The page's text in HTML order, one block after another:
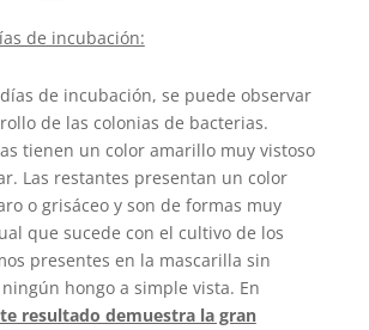
de incubación:
de incubación, se puede observar
de las colonias de bacterias.
tienen un color amarillo muy vistoso
Las restantes presentan un color
o grisáceo y son de formas muy
que sucede con el cultivo de los
presentes en la mascarilla sin
hongo a simple vista. En
resultado demuestra la gran